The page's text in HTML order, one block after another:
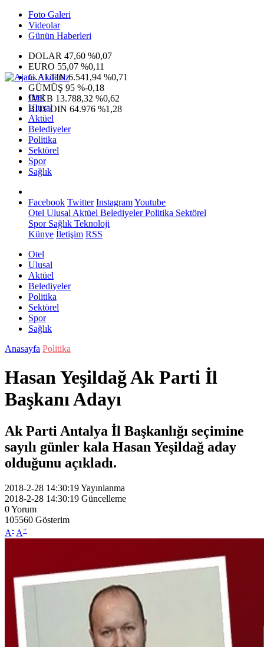
Foto Galeri
Videolar
Günün Haberleri
DOLAR 47,60 %0,07
EURO 55,07 %0,11
G.ALTIN6.541,94 %0,71
GÜMÜŞ 95 %-0,18
IMKB 13.788,32 %0,62
BITCOIN 64.976 %1,28
Otel
Ulusal
Aktüel
Belediyeler
Politika
Sektörel
Spor
Sağlık
Facebook Twitter InstagramYoutube
Otel Ulusal Aktüel BelediyelerPolitika Sektörel
SporSağlık Teknoloji
Künye İletişim RSS
Otel
Ulusal
Aktüel
Belediyeler
Politika
Sektörel
Spor
Sağlık
Anasayfa Politika
Hasan Yeşildağ Ak Parti İl
Başkanı Adayı
Ak Parti Antalya İl Başkanlığı seçimine
sayılı günler kala Hasan Yeşildağ aday
olduğunu açıkladı.
2018-2-28 14:30:19Yayınlanma
2018-2-28 14:30:19 Güncelleme
0Yorum
105560 Gösterim
A- A+